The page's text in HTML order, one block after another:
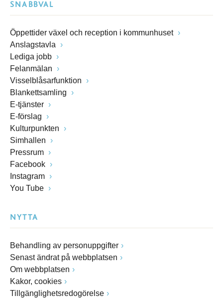
SNABBVAL
Öppettider växel och reception i kommunhuset
Anslagstavla
Lediga jobb
Felanmälan
Visselblåsarfunktion
Blankettsamling
E-tjänster
E-förslag
Kulturpunkten
Simhallen
Pressrum
Facebook
Instagram
You Tube
NYTTA
Behandling av personuppgifter
Senast ändrat på webbplatsen
Om webbplatsen
Kakor, cookies
Tillgänglighetsredogörelse